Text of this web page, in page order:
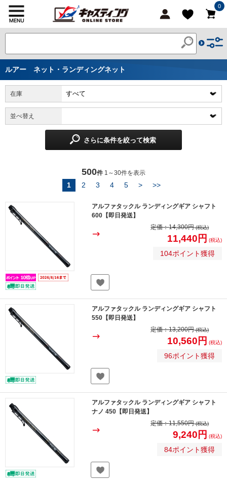
0
ルアー ネット・ランディングネット
在庫
並べ替え
さらに条件を絞って検索
500件 1～30件を表示
1 2 3 4 5 > >>
アルファタックル ランディングギア シャフト
600【即日発送】
定価：14,300円(税込)
11,440円 (税込)
104ポイント獲得
アルファタックル ランディングギア シャフト
550【即日発送】
定価：13,200円(税込)
10,560円 (税込)
96ポイント獲得
アルファタックル ランディングギア シャフト
ナノ 450【即日発送】
定価：11,550円(税込)
9,240円 (税込)
84ポイント獲得